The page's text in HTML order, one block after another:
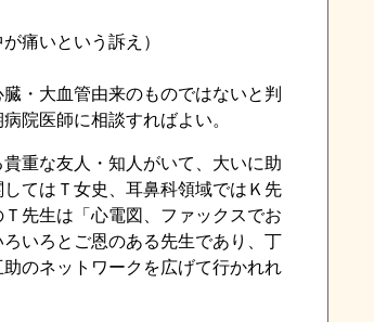
痛いという訴え）
・大血管由来のものではないと判
院医師に相談すればよい。
重な友人・知人がいて、大いに助
てはＴ女史、耳鼻科領域ではＫ先
先生は「心電図、ファックスでお
いろとご恩のある先生であり、丁
のネットワークを広げて行かれれ